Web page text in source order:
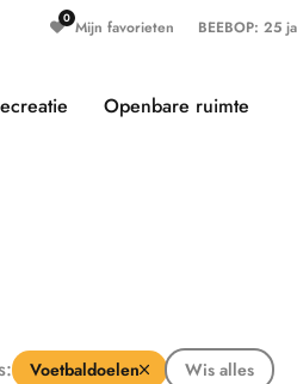
Mijn favorieten BEEBOP: 25
Openbare ruimte
Voetbaldoelen Wis alles